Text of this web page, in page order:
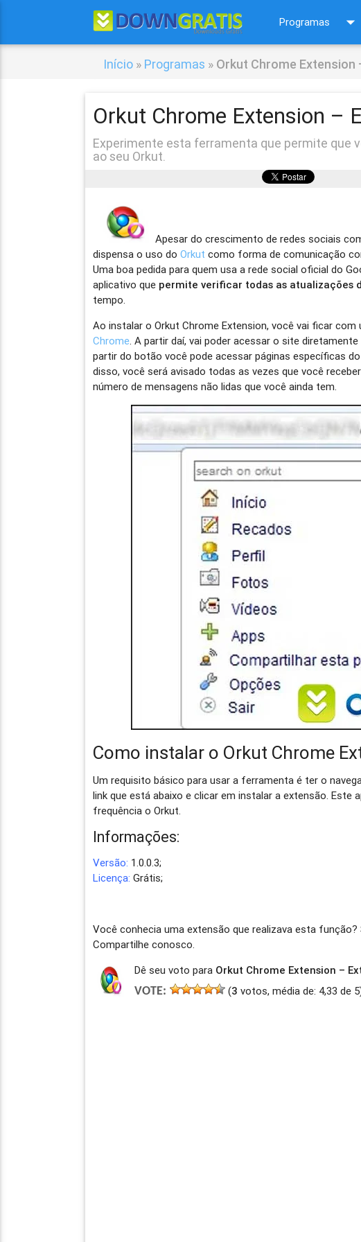
Programas arrow_drop_down
Início » Programas » Orkut Chrome Extension
Orkut Chrome Extension –
Experimente esta ferramenta que permite que
ao seu Orkut.
Apesar do crescimento de redes sociais
dispensa o uso doOrkut como forma de comunicação
Uma boa pedida para quem usa a rede social oficial do
aplicativo que permite verificar todas as atualizações
tempo.
Ao instalar o Orkut Chrome Extension, você vai ficar
Chrome. A partir daí, vai poder acessar o site
partir do botão você pode acessar páginas específicas
disso, você será avisado todas as vezes que você
número de mensagens não lidas que você ainda tem.
Como instalar o Orkut Chrome
Um requisito básico para usar a ferramenta é ter o
link que está abaixo e clicar em instalar a extensão. Este
frequência o Orkut.
Informações:
Versão: 1.0.0.3;
Licença: Grátis;
Você conhecia uma extensão que realizava esta
Compartilhe conosco.
Dê seu voto para Orkut Chrome Extension –
VOTE:
(3 votos, média de: 4,33 de 5